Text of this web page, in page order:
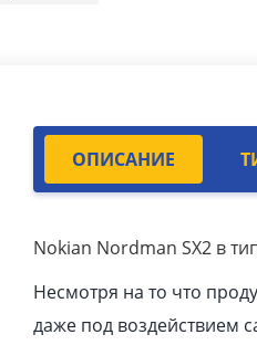
ОПИСАНИЕ
Nokian Nordman SX2 в
Несмотря на то что
даже под воздействием